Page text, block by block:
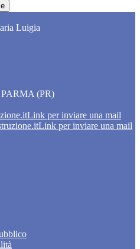
Luigia
PARMA (PR)
Link per inviare una mail
Link per inviare una mail